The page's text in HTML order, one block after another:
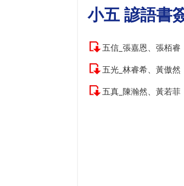
小五 諺語書
五信_張嘉恩、張栢睿
五光_林睿希、黃傲然
五真_陳瀚然、黃若菲